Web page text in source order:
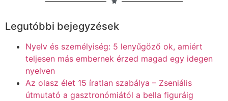
Legutóbbi bejegyzések
Nyelv és személyiség: 5 lenyűgöző ok, amiért
teljesen más embernek érzed magad egy idegen
nyelven
Az olasz élet 15 íratlan szabálya – Zseniális
útmutató a gasztronómiától a bella figuráig